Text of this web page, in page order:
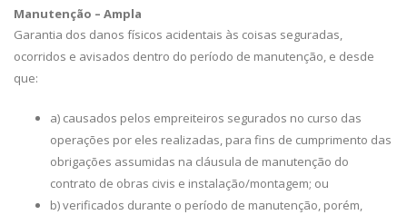
Manutenção – Ampla
Garantia dos danos físicos acidentais às coisas seguradas,
ocorridos e avisados dentro do período de manutenção, e desde
que:
a) causados pelos empreiteiros segurados no curso das
operações por eles realizadas, para fins de cumprimento das
obrigações assumidas na cláusula de manutenção do
contrato de obras civis e instalação/montagem; ou
b) verificados durante o período de manutenção, porém,